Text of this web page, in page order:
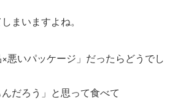
まいますよね。
悪いパッケージ」だったらどうでし
んだろう」と思って食べて